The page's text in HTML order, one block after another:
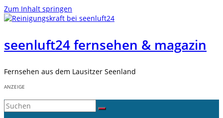
Zum Inhalt springen
seenluft24 fernsehen & magazin
Fernsehen aus dem Lausitzer Seenland
ANZEIGE